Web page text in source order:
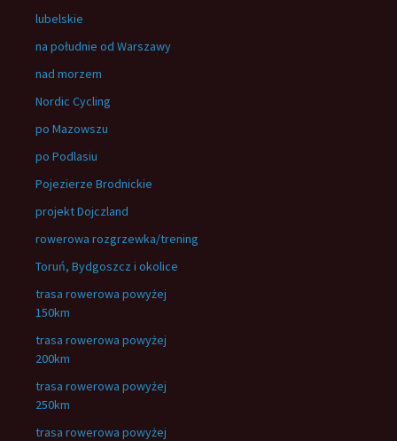
lubelskie
na południe od Warszawy
nad morzem
Nordic Cycling
po Mazowszu
po Podlasiu
Pojezierze Brodnickie
projekt Dojczland
rowerowa rozgrzewka/trening
Toruń, Bydgoszcz i okolice
trasa rowerowa powyżej
150km
trasa rowerowa powyżej
200km
trasa rowerowa powyżej
250km
trasa rowerowa powyżej